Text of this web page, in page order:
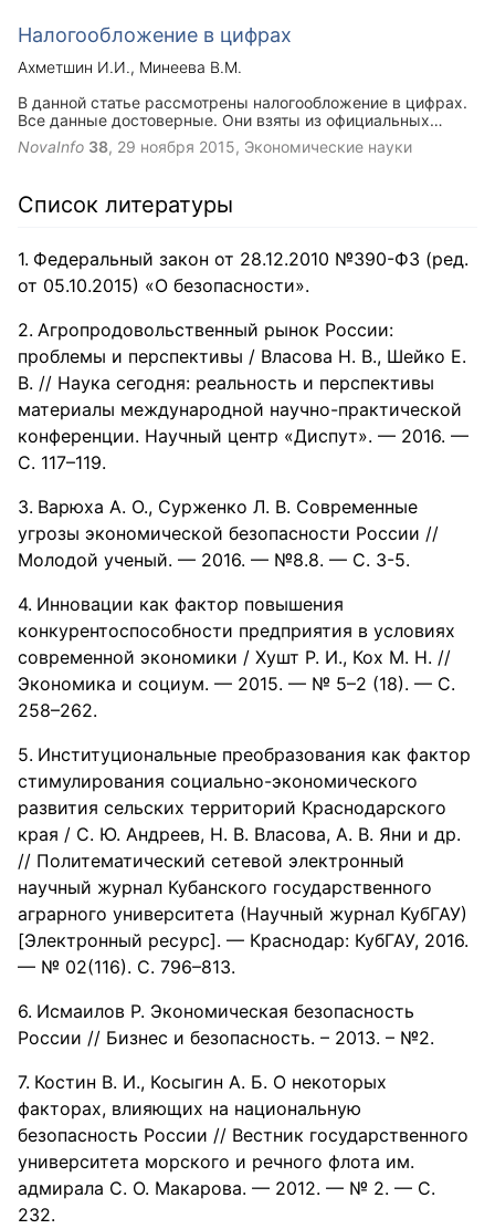
Налогообложение в цифрах
Ахметшин И.И.
Минеева В.М.
В данной статье рассмотрены налогообложение в цифрах.
Все данные достоверные. Они взяты из официальных
сайтов статистики.
NovaInfo 38, 29 ноября 2015, Экономические науки
Список литературы
Федеральный закон от 28.12.2010 №390-ФЗ (ред.
от 05.10.2015) «О безопасности».
Агропродовольственный рынок России:
проблемы и перспективы / Власова Н. В., Шейко Е.
В. // Наука сегодня: реальность и перспективы
материалы международной научно-практической
конференции. Научный центр «Диспут». — 2016. —
С. 117–119.
Варюха А. О., Сурженко Л. В. Современные
угрозы экономической безопасности России //
Молодой ученый. — 2016. — №8.8. — С. 3-5.
Инновации как фактор повышения
конкурентоспособности предприятия в условиях
современной экономики / Хушт Р. И., Кох М. Н. //
Экономика и социум. — 2015. — № 5–2 (18). — С.
258–262.
Институциональные преобразования как фактор
стимулирования социально-экономического
развития сельских территорий Краснодарского
края / С. Ю. Андреев, Н. В. Власова, А. В. Яни и др.
// Политематический сетевой электронный
научный журнал Кубанского государственного
аграрного университета (Научный журнал КубГАУ)
[Электронный ресурс]. — Краснодар: КубГАУ, 2016.
— № 02(116). С. 796–813.
Исмаилов Р. Экономическая безопасность
России // Бизнес и безопасность. – 2013. – №2.
Костин В. И., Косыгин А. Б. О некоторых
факторах, влияющих на национальную
безопасность России // Вестник государственного
университета морского и речного флота им.
адмирала С. О. Макарова. — 2012. — № 2. — С.
232.